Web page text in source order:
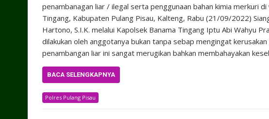
penambanagan liar / ilegal serta penggunaan bahan kimia merkuri
Tingang, Kabupaten Pulang Pisau, Kalteng, Rabu (21/09/2022)
Hartono, S.I.K. melalui Kapolsek Banama Tingang Iptu Abi Wahyu
dilakukan oleh anggotanya bukan tanpa sebap mengingat
penambangan liar ini sangat merugikan bahkan membahayakan
BACA SELENGKAPNYA
Polres Pulang Pisau